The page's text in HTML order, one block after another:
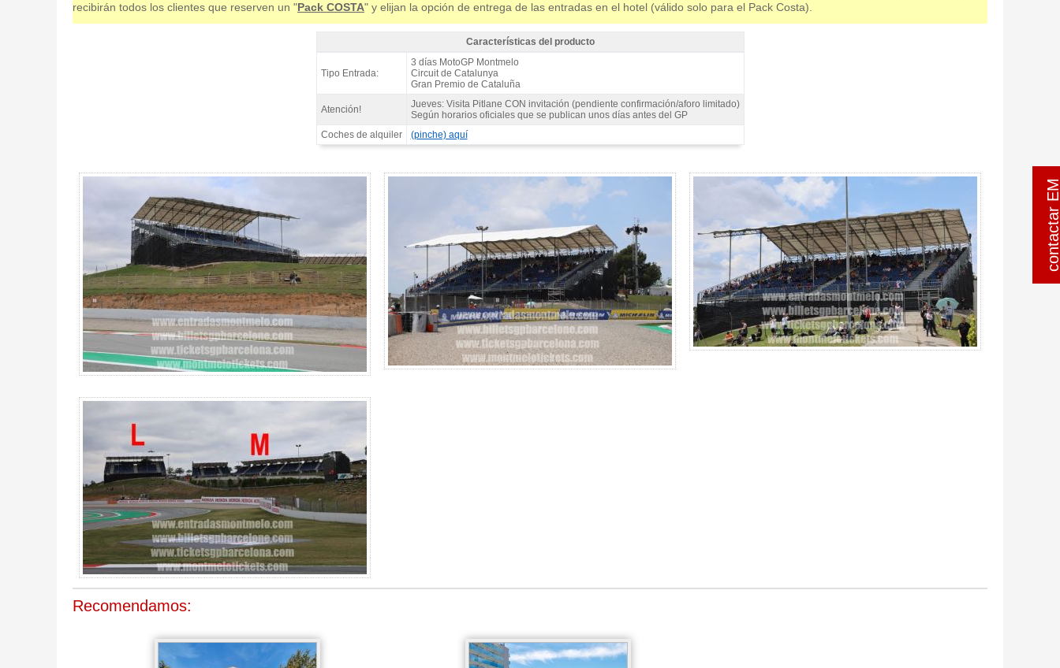
recibirán todos los clientes que reserven un "Pack COSTA" y elijan la opción de entrega de las entradas en el hotel (válido solo para el Pack Costa).
Entrada motogp Tribuna L, moto GP Catalunya 2027 - Características del producto
Características del producto
Tipo Entrada:
3 días MotoGP Montmelo
Circuit de Catalunya
Gran Premio de Cataluña
Atención!
Jueves: Visita Pitlane CON invitación (pendiente confirmación/aforo limitado)
Según horarios oficiales que se publican unos días antes del GP
Coches de alquiler
(pinche) aquí
Recomendamos: